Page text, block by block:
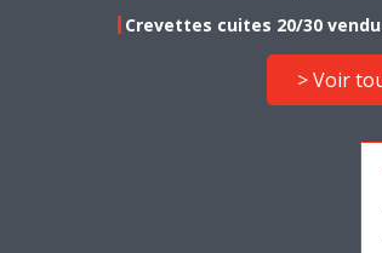
Crevettes cuites 20/30
> Voir